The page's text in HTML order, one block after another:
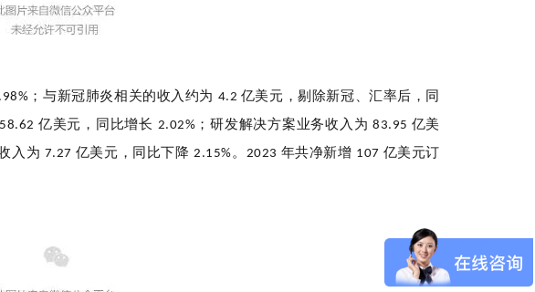
；与新冠肺炎相关的收入约为 4.2 亿美元，剔除新冠、汇率后，同
58.62 亿美元，同比增长 2.02% ；研发解决方案业务收入为83.95 亿美
入为 7.27 亿美元，同比下降 2.15% 。 2023 年共净新增 107 亿美元订